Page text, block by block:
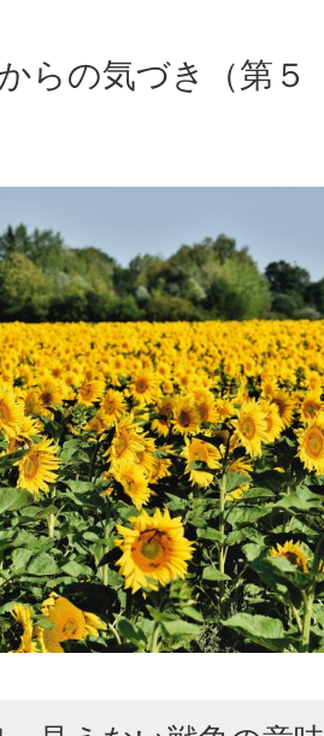
らの気づき（第５